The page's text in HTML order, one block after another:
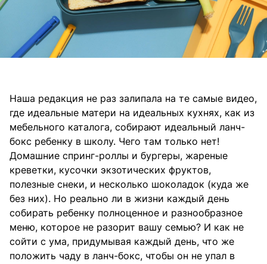
Наша редакция не раз залипала на те самые видео,
где идеальные матери на идеальных кухнях, как из
мебельного каталога, собирают идеальный ланч-
бокс ребенку в школу. Чего там только нет!
Домашние спринг-роллы и бургеры, жареные
креветки, кусочки экзотических фруктов,
полезные снеки, и несколько шоколадок (куда же
без них). Но реально ли в жизни каждый день
собирать ребенку полноценное и разнообразное
меню, которое не разорит вашу семью? И как не
сойти с ума, придумывая каждый день, что же
положить чаду в ланч-бокс, чтобы он не упал в